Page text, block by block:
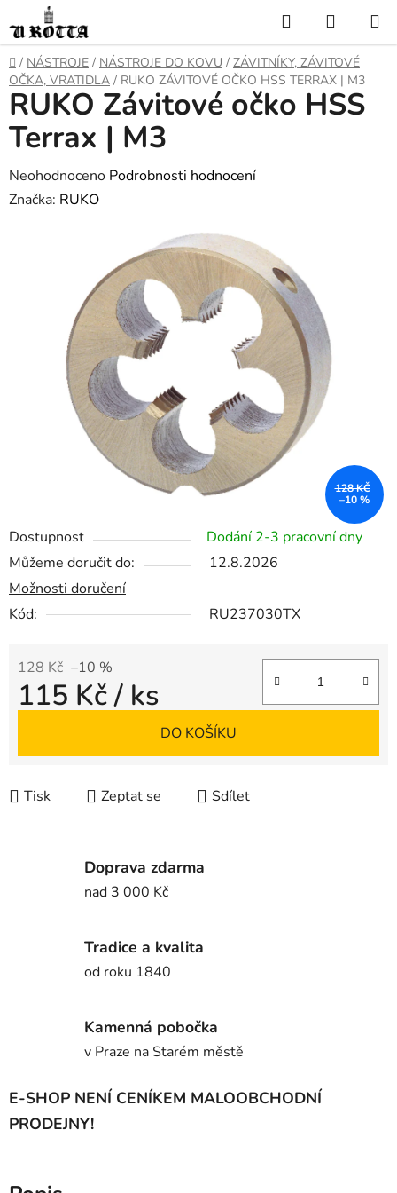
na
obsah
Hledat
KOŠÍK
DOMŮ
/ NÁSTROJE / NÁSTROJE DO KOVU / ZÁVITNÍKY, ZÁVITOVÉ
OČKA, VRATIDLA / RUKO ZÁVITOVÉ OČKO HSS TERRAX | M3
Dostupnost
Dodání 2-3 pracovní dny
Můžeme doručit do:
12.8.2026
Možnosti doručení
Kód:
RU237030TX
128 Kč –10 %
115 Kč/ ks
DO KOŠÍKU
Tisk Zeptat se Sdílet
RUKO Závitové očko HSS
Terrax | M3
Průměrné
hodnocení
hvězdiček.
Neohodnoceno Podrobnosti hodnocení
Značka: RUKO
128 KČ
–10 %
Doprava zdarma
nad 3 000 Kč
Tradice a kvalita
od roku 1840
Kamenná pobočka
v Praze na Starém městě
E-SHOP NENÍ CENÍKEM MALOOBCHODNÍ
PRODEJNY!